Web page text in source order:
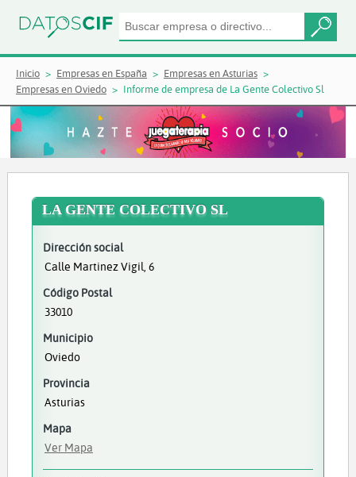
Inicio Empresas en España
Empresas en Asturias
Empresas en Oviedo
Informe de empresa de La Gente Colectivo Sl
LA GENTE COLECTIVO SL
Dirección social
Calle Martinez Vigil, 6
Código Postal
33010
Municipio
Oviedo
Provincia
Asturias
Mapa
Ver Mapa